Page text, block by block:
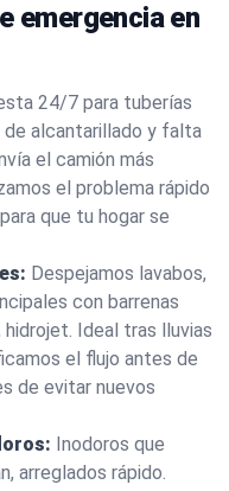
emergencia en
24/7 para tuberías
de alcantarillado y falta
el camión más
el problema rápido
que tu hogar se
Despejamos lavabos,
con barrenas
Ideal tras lluvias
el flujo antes de
de evitar nuevos
Inodoros que
arreglados rápido.